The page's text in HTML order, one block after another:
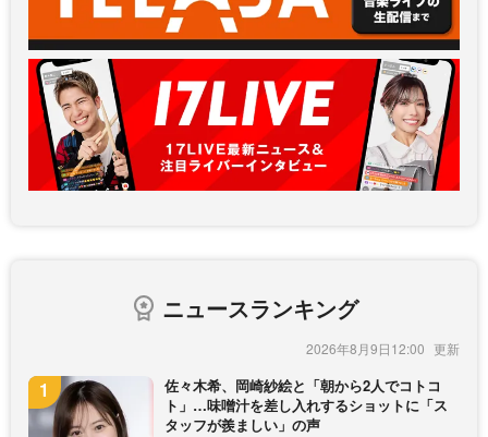
ニュースランキング
2026年8月9日12:00
佐々木希、岡崎紗絵と「朝から2人でコトコ
ト」…味噌汁を差し入れするショットに「ス
タッフが羨ましい」の声